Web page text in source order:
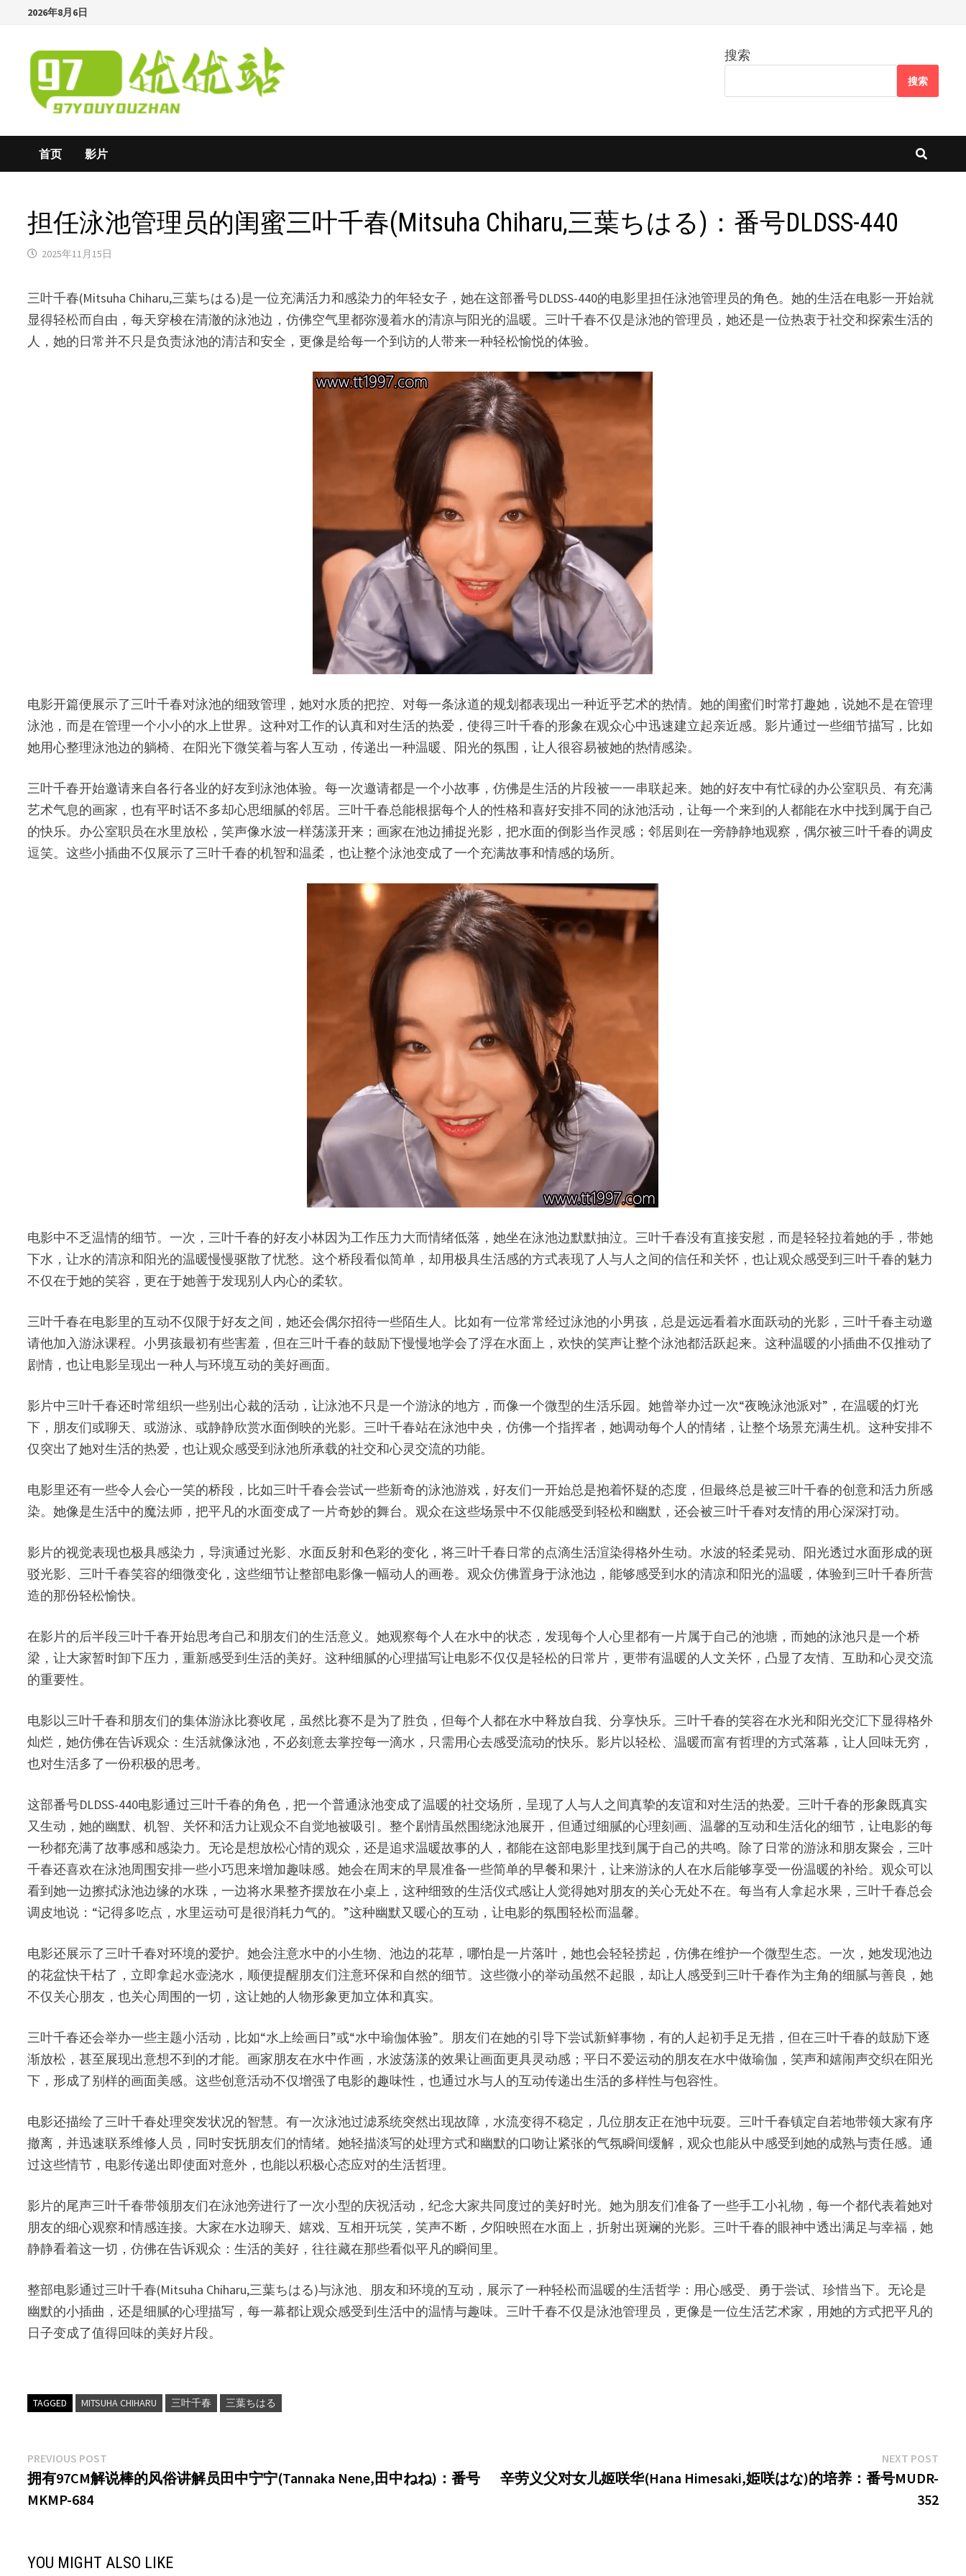
content
2026年8月6日
搜索
搜索
首页 影片
担任泳池管理员的闺蜜三叶千春(Mitsuha Chiharu,三葉ちはる)：番号DLDSS-440
2025年11月15日
三叶千春(Mitsuha Chiharu,三葉ちはる)是一位充满活力和感染力的年轻女子，她在这部番号DLDSS-440的电影里担任泳池管理员的角色。她的生活在电影一开始就
显得轻松而自由，每天穿梭在清澈的泳池边，仿佛空气里都弥漫着水的清凉与阳光的温暖。三叶千春不仅是泳池的管理员，她还是一位热衷于社交和探索生活的
人，她的日常并不只是负责泳池的清洁和安全，更像是给每一个到访的人带来一种轻松愉悦的体验。
电影开篇便展示了三叶千春对泳池的细致管理，她对水质的把控、对每一条泳道的规划都表现出一种近乎艺术的热情。她的闺蜜们时常打趣她，说她不是在管理
泳池，而是在管理一个小小的水上世界。这种对工作的认真和对生活的热爱，使得三叶千春的形象在观众心中迅速建立起亲近感。影片通过一些细节描写，比如
她用心整理泳池边的躺椅、在阳光下微笑着与客人互动，传递出一种温暖、阳光的氛围，让人很容易被她的热情感染。
三叶千春开始邀请来自各行各业的好友到泳池体验。每一次邀请都是一个小故事，仿佛是生活的片段被一一串联起来。她的好友中有忙碌的办公室职员、有充满
艺术气息的画家，也有平时话不多却心思细腻的邻居。三叶千春总能根据每个人的性格和喜好安排不同的泳池活动，让每一个来到的人都能在水中找到属于自己
的快乐。办公室职员在水里放松，笑声像水波一样荡漾开来；画家在池边捕捉光影，把水面的倒影当作灵感；邻居则在一旁静静地观察，偶尔被三叶千春的调皮
逗笑。这些小插曲不仅展示了三叶千春的机智和温柔，也让整个泳池变成了一个充满故事和情感的场所。
电影中不乏温情的细节。一次，三叶千春的好友小林因为工作压力大而情绪低落，她坐在泳池边默默抽泣。三叶千春没有直接安慰，而是轻轻拉着她的手，带她
下水，让水的清凉和阳光的温暖慢慢驱散了忧愁。这个桥段看似简单，却用极具生活感的方式表现了人与人之间的信任和关怀，也让观众感受到三叶千春的魅力
不仅在于她的笑容，更在于她善于发现别人内心的柔软。
三叶千春在电影里的互动不仅限于好友之间，她还会偶尔招待一些陌生人。比如有一位常常经过泳池的小男孩，总是远远看着水面跃动的光影，三叶千春主动邀
请他加入游泳课程。小男孩最初有些害羞，但在三叶千春的鼓励下慢慢地学会了浮在水面上，欢快的笑声让整个泳池都活跃起来。这种温暖的小插曲不仅推动了
剧情，也让电影呈现出一种人与环境互动的美好画面。
影片中三叶千春还时常组织一些别出心裁的活动，让泳池不只是一个游泳的地方，而像一个微型的生活乐园。她曾举办过一次“夜晚泳池派对”，在温暖的灯光
下，朋友们或聊天、或游泳、或静静欣赏水面倒映的光影。三叶千春站在泳池中央，仿佛一个指挥者，她调动每个人的情绪，让整个场景充满生机。这种安排不
仅突出了她对生活的热爱，也让观众感受到泳池所承载的社交和心灵交流的功能。
电影里还有一些令人会心一笑的桥段，比如三叶千春会尝试一些新奇的泳池游戏，好友们一开始总是抱着怀疑的态度，但最终总是被三叶千春的创意和活力所感
染。她像是生活中的魔法师，把平凡的水面变成了一片奇妙的舞台。观众在这些场景中不仅能感受到轻松和幽默，还会被三叶千春对友情的用心深深打动。
影片的视觉表现也极具感染力，导演通过光影、水面反射和色彩的变化，将三叶千春日常的点滴生活渲染得格外生动。水波的轻柔晃动、阳光透过水面形成的斑
驳光影、三叶千春笑容的细微变化，这些细节让整部电影像一幅动人的画卷。观众仿佛置身于泳池边，能够感受到水的清凉和阳光的温暖，体验到三叶千春所营
造的那份轻松愉快。
在影片的后半段三叶千春开始思考自己和朋友们的生活意义。她观察每个人在水中的状态，发现每个人心里都有一片属于自己的池塘，而她的泳池只是一个桥
梁，让大家暂时卸下压力，重新感受到生活的美好。这种细腻的心理描写让电影不仅仅是轻松的日常片，更带有温暖的人文关怀，凸显了友情、互助和心灵交流
的重要性。
电影以三叶千春和朋友们的集体游泳比赛收尾，虽然比赛不是为了胜负，但每个人都在水中释放自我、分享快乐。三叶千春的笑容在水光和阳光交汇下显得格外
灿烂，她仿佛在告诉观众：生活就像泳池，不必刻意去掌控每一滴水，只需用心去感受流动的快乐。影片以轻松、温暖而富有哲理的方式落幕，让人回味无穷，
也对生活多了一份积极的思考。
这部番号DLDSS-440电影通过三叶千春的角色，把一个普通泳池变成了温暖的社交场所，呈现了人与人之间真挚的友谊和对生活的热爱。三叶千春的形象既真实
又生动，她的幽默、机智、关怀和活力让观众不自觉地被吸引。整个剧情虽然围绕泳池展开，但通过细腻的心理刻画、温馨的互动和生活化的细节，让电影的每
一秒都充满了故事感和感染力。无论是想放松心情的观众，还是追求温暖故事的人，都能在这部电影里找到属于自己的共鸣。除了日常的游泳和朋友聚会，三叶
千春还喜欢在泳池周围安排一些小巧思来增加趣味感。她会在周末的早晨准备一些简单的早餐和果汁，让来游泳的人在水后能够享受一份温暖的补给。观众可以
看到她一边擦拭泳池边缘的水珠，一边将水果整齐摆放在小桌上，这种细致的生活仪式感让人觉得她对朋友的关心无处不在。每当有人拿起水果，三叶千春总会
调皮地说：“记得多吃点，水里运动可是很消耗力气的。”这种幽默又暖心的互动，让电影的氛围轻松而温馨。
电影还展示了三叶千春对环境的爱护。她会注意水中的小生物、池边的花草，哪怕是一片落叶，她也会轻轻捞起，仿佛在维护一个微型生态。一次，她发现池边
的花盆快干枯了，立即拿起水壶浇水，顺便提醒朋友们注意环保和自然的细节。这些微小的举动虽然不起眼，却让人感受到三叶千春作为主角的细腻与善良，她
不仅关心朋友，也关心周围的一切，这让她的人物形象更加立体和真实。
三叶千春还会举办一些主题小活动，比如“水上绘画日”或“水中瑜伽体验”。朋友们在她的引导下尝试新鲜事物，有的人起初手足无措，但在三叶千春的鼓励下逐
渐放松，甚至展现出意想不到的才能。画家朋友在水中作画，水波荡漾的效果让画面更具灵动感；平日不爱运动的朋友在水中做瑜伽，笑声和嬉闹声交织在阳光
下，形成了别样的画面美感。这些创意活动不仅增强了电影的趣味性，也通过水与人的互动传递出生活的多样性与包容性。
电影还描绘了三叶千春处理突发状况的智慧。有一次泳池过滤系统突然出现故障，水流变得不稳定，几位朋友正在池中玩耍。三叶千春镇定自若地带领大家有序
撤离，并迅速联系维修人员，同时安抚朋友们的情绪。她轻描淡写的处理方式和幽默的口吻让紧张的气氛瞬间缓解，观众也能从中感受到她的成熟与责任感。通
过这些情节，电影传递出即使面对意外，也能以积极心态应对的生活哲理。
影片的尾声三叶千春带领朋友们在泳池旁进行了一次小型的庆祝活动，纪念大家共同度过的美好时光。她为朋友们准备了一些手工小礼物，每一个都代表着她对
朋友的细心观察和情感连接。大家在水边聊天、嬉戏、互相开玩笑，笑声不断，夕阳映照在水面上，折射出斑斓的光影。三叶千春的眼神中透出满足与幸福，她
静静看着这一切，仿佛在告诉观众：生活的美好，往往藏在那些看似平凡的瞬间里。
整部电影通过三叶千春(Mitsuha Chiharu,三葉ちはる)与泳池、朋友和环境的互动，展示了一种轻松而温暖的生活哲学：用心感受、勇于尝试、珍惜当下。无论是
幽默的小插曲，还是细腻的心理描写，每一幕都让观众感受到生活中的温情与趣味。三叶千春不仅是泳池管理员，更像是一位生活艺术家，用她的方式把平凡的
日子变成了值得回味的美好片段。
TAGGED MITSUHA CHIHARU 三叶千春 三葉ちはる
文
章
PREVIOUS POST
post:
拥有97CM解说棒的风俗讲解员田中宁宁(Tannaka Nene,田中ねね)：番号
MKMP-684
NEXT POSTNext
post:
辛劳义父对女儿姬咲华(Hana Himesaki,姫咲はな)的培养：番号MUDR-
352
YOU MIGHT ALSO LIKE